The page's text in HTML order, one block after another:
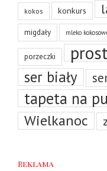
kokos konkurs
migdały mleko
porzeczki
ser biały
tapeta na
Wielkanoc
Reklama